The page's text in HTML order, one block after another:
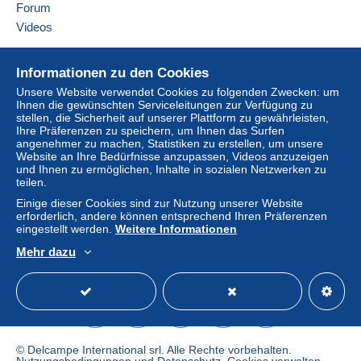
Kauf kann Konsequenzen für das Konto des
Käufers nach sich ziehen.
Klauseln enthalten, die sich auf die Zahlung
beziehen, sind diese Klauseln als nichtig zu
betrachten. Es gelten ausschließlich die
Zahlungsbedingungen der Delcampe-Website, wie
sie in den Nutzungsbedingungen definiert sind.
Käufe müssen, nachdem der Verkäufer die
Tagenbezahlt werden.
Garantie:
Widerrufsrecht
Lasten des Käufers.
Alle Angaben zu Fristen bezüglich der
Rücksendung von Artikeln und der Rückerstattung
des Kaufbetrags finden Sie in derDelcampe-
Charta.
Diesen Verkäufer zu den Favoriten hinzufügen
hinzufügen
Informationen zu den Cookies
Unsere Website verwendet Cookies zu folgenden Zwecken: um
Ihnen die gewünschten Serviceleitungen zur Verfügung zu
stellen, die Sicherheit auf unserer Plattform zu gewährleisten,
Ihre Präferenzen zu speichern, um Ihnen das Surfen
angenehmer zu machen, Statistiken zu erstellen, um unsere
Website an Ihre Bedürfnisse anzupassen, Videos anzuzeigen
und Ihnen zu ermöglichen, Inhalte in sozialen Netzwerken zu
teilen.
Einige dieser Cookies sind zur Nutzung unserer Website
erforderlich, andere können entsprechend Ihren Präferenzen
eingestellt werden. Weitere Informationen
Mehr dazu
Forum
Videos
Online-Hilfe
Auf Delcampe kaufen
Auf Delcampe verkaufen
Eine sichere Website
© Delcampe International srl. Alle Rechte vorbehalten.